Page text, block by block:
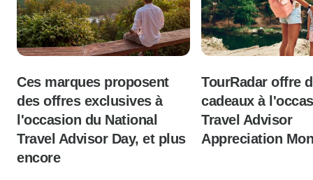
Ces marques proposent
des offres exclusives à
l'occasion du National
Travel Advisor Day, et plus
encore
TourRadar offre
cadeaux à
Travel Advisor
Appreciation